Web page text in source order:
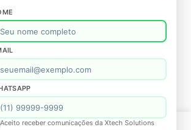
Recursos
Academy
Blog
Contato
FAQ
Aceito receber comunicações da Xtech Solutions